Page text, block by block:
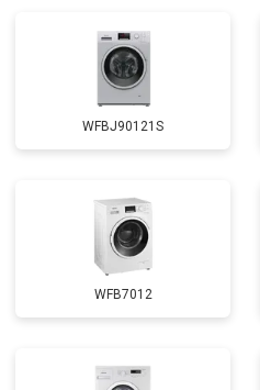
Замена ТЭН
Замена блока управления
Замена прессостата
Замена сливного насоса
Замена сливного шланга
Замена УБЛ
WFBJ90121S
WFB7012